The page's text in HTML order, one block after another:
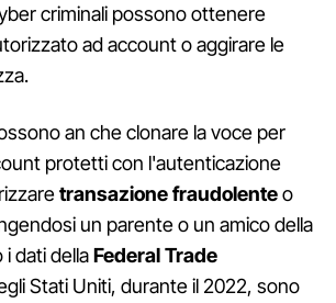
criminali possono ottenere
ad account o aggirare le
an che clonare la voce per
protetti con l'autenticazione
transazione fraudolenteo
un parente o un amico della
dati dellaFederal Trade
Stati Uniti, durante il 2022, sono